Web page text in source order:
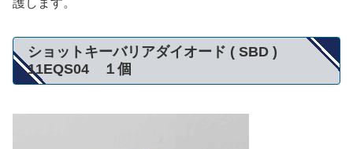
護します。
ショットキーバリアダイオード ( SBD )
11EQS04 １個